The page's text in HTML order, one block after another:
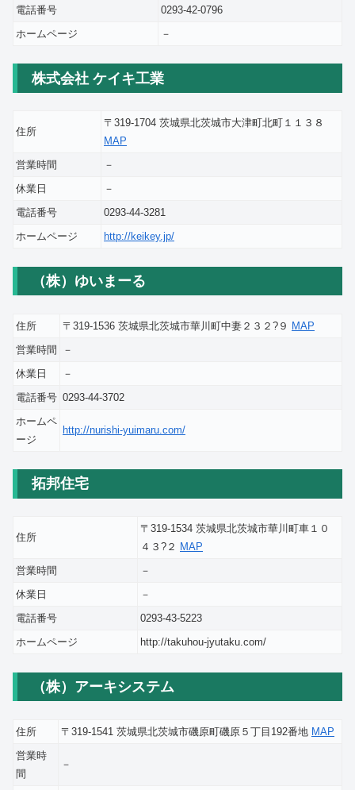
電話番号
0293-42-0796
ホームページ
－
株式会社 ケイキ工業
住所
〒319-1704 茨城県北茨城市大津町北町１１３８
MAP
営業時間
－
休業日
－
電話番号
0293-44-3281
ホームページ
http://keikey.jp/
（株）ゆいまーる
住所 〒319-1536 茨城県北茨城市華川町中妻２３２?９ MAP
営業時間
－
休業日
－
電話番号 0293-44-3702
ホームペ
ージ
http://nurishi-yuimaru.com/
拓邦住宅
住所
〒319-1534 茨城県北茨城市華川町車１０
４３?２ MAP
営業時間
－
休業日
－
電話番号
0293-43-5223
ホームページ
http://takuhou-jyutaku.com/
（株）アーキシステム
住所 〒319-1541 茨城県北茨城市磯原町磯原５丁目192番地 MAP
営業時
間
－